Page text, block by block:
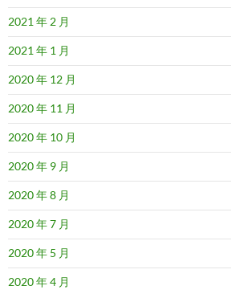
2021 年 2 月
2021 年 1 月
2020 年 12 月
2020 年 11 月
2020 年 10 月
2020 年 9 月
2020 年 8 月
2020 年 7 月
2020 年 5 月
2020 年 4 月